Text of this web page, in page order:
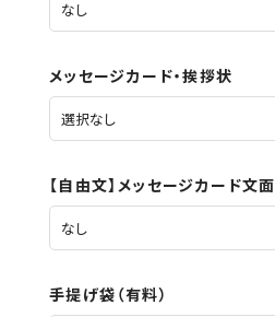
メッセージカード・挨拶状
【自由文】メッセージカード文面
手提げ袋（有料）